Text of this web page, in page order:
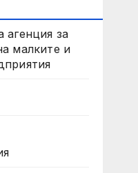
агенция за
малките и